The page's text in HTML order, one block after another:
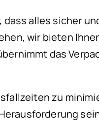
alles sicher
wir bieten
das
zu